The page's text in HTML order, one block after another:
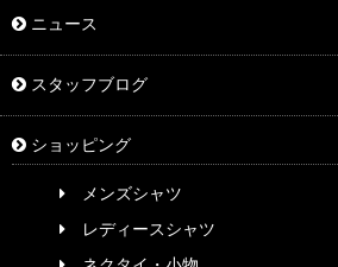
ニュース
スタッフブログ
ショッピング
メンズシャツ
レディースシャツ